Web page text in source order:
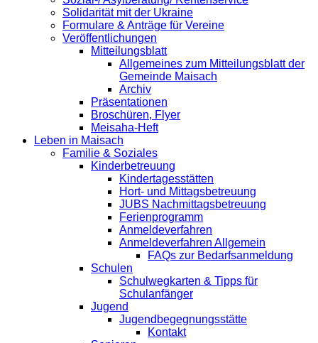
Solidarität mit der Ukraine
Formulare & Anträge für Vereine
Veröffentlichungen
Mitteilungsblatt
Allgemeines zum Mitteilungsblatt der
Gemeinde Maisach
Archiv
Präsentationen
Broschüren, Flyer
Meisaha-Heft
Leben in Maisach
Familie & Soziales
Kinderbetreuung
Kindertagesstätten
Hort- und Mittagsbetreuung
JUBS Nachmittagsbetreuung
Ferienprogramm
Anmeldeverfahren
Anmeldeverfahren Allgemein
FAQs zur Bedarfsanmeldung
Schulen
Schulwegkarten & Tipps für
Schulanfänger
Jugend
Jugendbegegnungsstätte
Kontakt